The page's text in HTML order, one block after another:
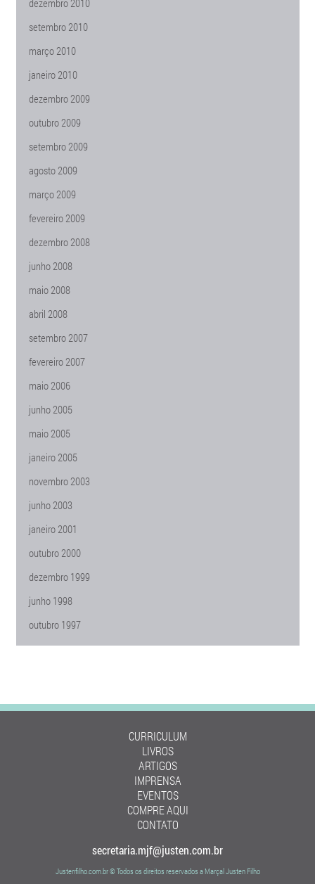
dezembro 2010
setembro 2010
março 2010
janeiro 2010
dezembro 2009
outubro 2009
setembro 2009
agosto 2009
março 2009
fevereiro 2009
dezembro 2008
junho 2008
maio 2008
abril 2008
setembro 2007
fevereiro 2007
maio 2006
junho 2005
maio 2005
janeiro 2005
novembro 2003
junho 2003
janeiro 2001
outubro 2000
dezembro 1999
junho 1998
outubro 1997
CURRICULUM
LIVROS
ARTIGOS
IMPRENSA
EVENTOS
COMPRE AQUI
CONTATO
secretaria.mjf@justen.com.br
Justenfilho.com.br © Todos os direitos reservados a Marçal Justen Filho